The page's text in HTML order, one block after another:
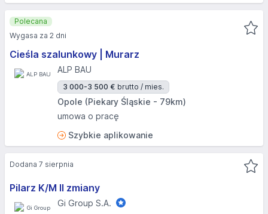
Cieśla szalunkowy | Murarz
ALP BAU
3 000-3 500 € brutto / mies.
Opole (Piekary Śląskie - 79km)
umowa o pracę
Szybkie aplikowanie
Polecana
Wygasa za 2 dni
Pilarz K/M II zmiany
Gi Group S.A.
Dodana 7 sierpnia